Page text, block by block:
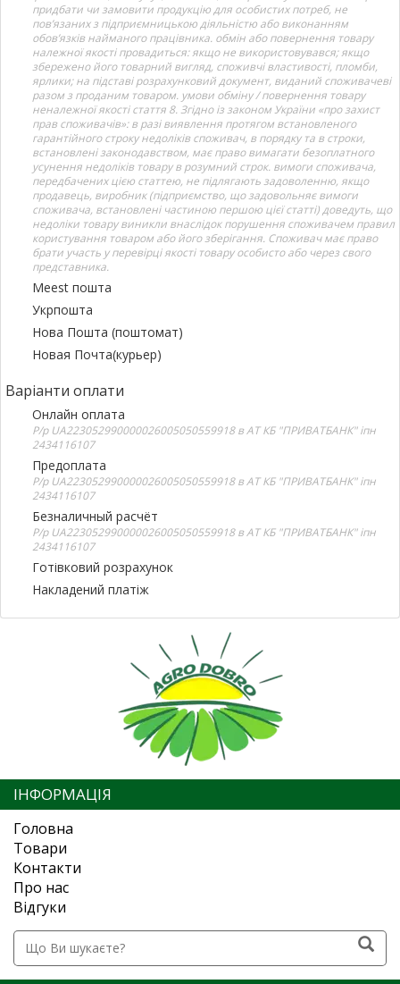
придбати чи замовити продукцію для особистих потреб, не
пов’язаних з підприємницькою діяльністю або виконанням
обов’язків найманого працівника. обмін або повернення товару
належної якості провадиться: якщо не використовувався; якщо
збережено його товарний вигляд, споживчі властивості, пломби,
ярлики; на підставі розрахунковий документ, виданий споживачеві
разом з проданим товаром. умови обміну / повернення товару
неналежної якості стаття 8. Згідно із законом України «про захист
прав споживачів»: в разі виявлення протягом встановленого
гарантійного строку недоліків споживач, в порядку та в строки,
встановлені законодавством, має право вимагати безоплатного
усунення недоліків товару в розумний строк. вимоги споживача,
передбачених цією статтею, не підлягають задоволенню, якщо
продавець, виробник (підприємство, що задовольняє вимоги
споживача, встановлені частиною першою цієї статті) доведуть, що
недоліки товару виникли внаслідок порушення споживачем правил
користування товаром або його зберігання. Споживач має право
брати участь у перевірці якості товару особисто або через свого
представника.
Meest пошта
Укрпошта
Нова Пошта (поштомат)
Новая Почта(курьер)
Варіанти оплати
Онлайн оплата
Р/р UA223052990000026005050559918 в АТ КБ "ПРИВАТБАНК" іпн
2434116107
Предоплата
Р/р UA223052990000026005050559918 в АТ КБ "ПРИВАТБАНК" іпн
2434116107
Безналичный расчёт
Р/р UA223052990000026005050559918 в АТ КБ "ПРИВАТБАНК" іпн
2434116107
Готівковий розрахунок
Накладений платіж
ІНФОРМАЦІЯ
Головна
Товари
Контакти
Про нас
Відгуки